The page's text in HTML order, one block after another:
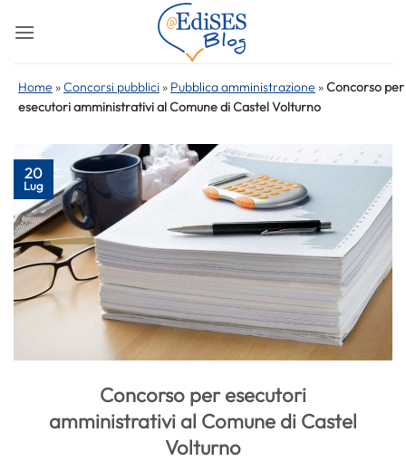
Home »Concorsi pubblici » Pubblica amministrazione »Concorso per
esecutori amministrativi al Comune di Castel Volturno
20
Lug
Concorso per esecutori
amministrativi al Comune di Castel
Volturno